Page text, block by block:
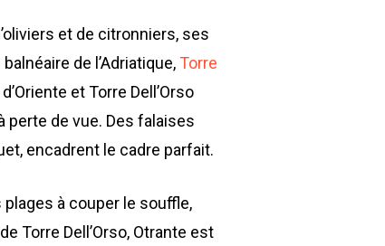
et de citronniers, ses
de l’Adriatique, Torre
et Torre Dell’Orso
de vue. Des falaises
encadrent le cadre parfait.
à couper le souffle,
Torre Dell’Orso, Otrante est